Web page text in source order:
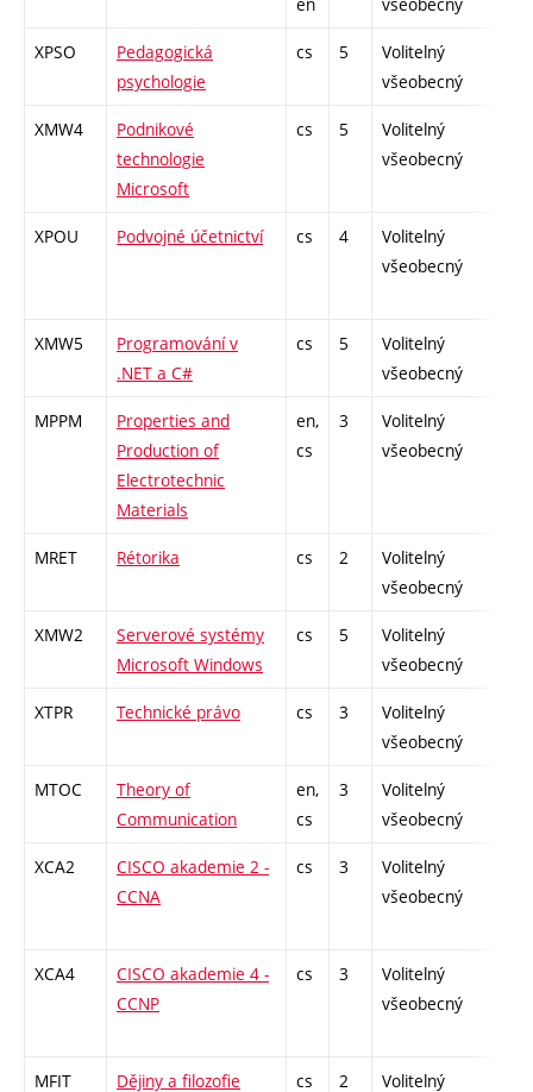
XPSO
Pedagogická
psychologie
cs 5
Volitelný
všeobecný
XMW4
Podnikové
technologie
Microsoft
cs 5
Volitelný
všeobecný
XPOU Podvojné účetnictví cs 4
Volitelný
všeobecný
XMW5
Programování v
.NET a C#
cs 5
Volitelný
všeobecný
MPPM
Properties and
Production of
Electrotechnic
Materials
en,
cs
3
Volitelný
všeobecný
MRET Rétorika cs 2
Volitelný
všeobecný
XMW2
Serverové systémy
Microsoft Windows
cs 5
Volitelný
všeobecný
XTPR Technické právo cs 3
Volitelný
všeobecný
MTOC
Theory of
Communication
en,
cs
3
Volitelný
všeobecný
XCA2
CISCO akademie 2 -
CCNA
cs 3
Volitelný
všeobecný
XCA4
CISCO akademie 4 -
CCNP
cs 3
Volitelný
všeobecný
MFIT Dějiny a filozofie cs 2 Volitelný